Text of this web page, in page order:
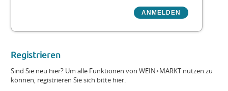
Registrieren
Sind Sie neu hier? Um alle Funktionen von WEIN+MARKT nutzen zu
können, registrieren Sie sich bitte hier.